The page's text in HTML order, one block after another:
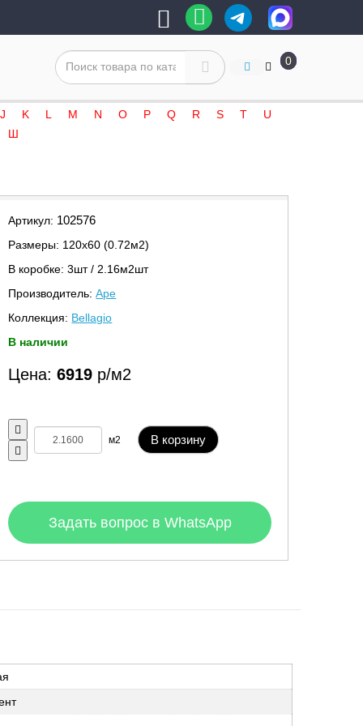
0
J K L M N O P Q R S T
U
Ш
Артикул: 102576
Размеры: 120х60 (0.72м2)
В коробке: 3шт / 2.16м2шт
Производитель:Ape
Коллекция: Bellagio
В наличии
Цена:6919 р/м2
м2 В корзину
Задать вопрос в WhatsApp